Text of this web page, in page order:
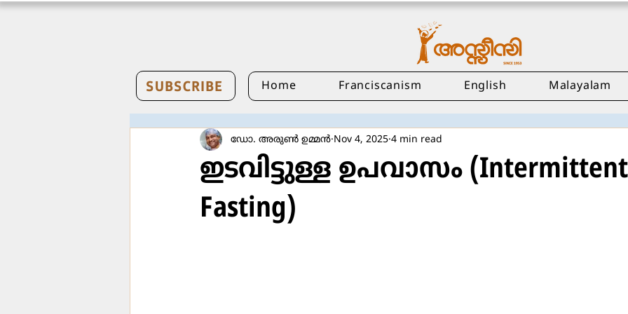
SUBSCRIBE Home Franciscanism English Malayalam
ഇടവിട്ടുള്ള ഉപവാസം (Intermittent
Fasting)
ഡോ. അരുണ്‍ ഉമ്മന്‍ Nov 4, 2025 4 min read